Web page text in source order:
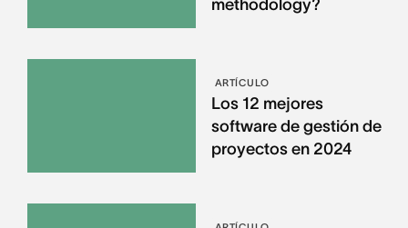
methodology?
ARTÍCULO
Los 12 mejores
software de gestión de
proyectos en 2024